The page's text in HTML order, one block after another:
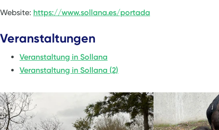
Website: https://www.sollana.es/portada
Veranstaltungen
Veranstaltung in Sollana
Veranstaltung in Sollana (2)